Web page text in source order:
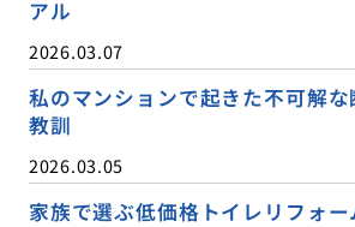
アル
2026.03.07
私のマンションで起きた不可解
教訓
2026.03.05
家族で選ぶ低価格トイレリフォ